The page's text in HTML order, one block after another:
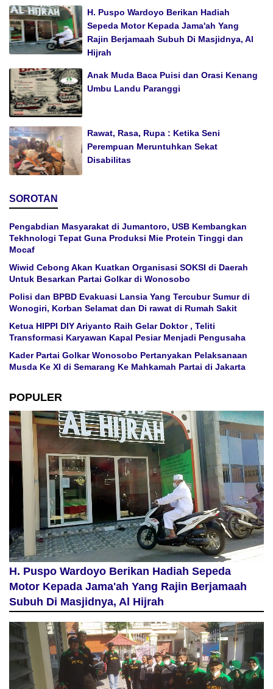
H. Puspo Wardoyo Berikan Hadiah
Sepeda Motor Kepada Jama'ah Yang
Rajin Berjamaah Subuh Di Masjidnya, Al
Hijrah
Anak Muda Baca Puisi dan Orasi Kenang
Umbu Landu Paranggi
Rawat, Rasa, Rupa : Ketika Seni
Perempuan Meruntuhkan Sekat
Disabilitas
SOROTAN
Pengabdian Masyarakat di Jumantoro, USB Kembangkan
Tekhnologi Tepat Guna Produksi Mie Protein Tinggi dan
Mocaf
Wiwid Cebong Akan Kuatkan Organisasi SOKSI di Daerah
Untuk Besarkan Partai Golkar di Wonosobo
Polisi dan BPBD Evakuasi Lansia Yang Tercubur Sumur di
Wonogiri, Korban Selamat dan Di rawat di Rumah Sakit
Ketua HIPPI DIY Ariyanto Raih Gelar Doktor , Teliti
Transformasi Karyawan Kapal Pesiar Menjadi Pengusaha
Kader Partai Golkar Wonosobo Pertanyakan Pelaksanaan
Musda Ke XI di Semarang Ke Mahkamah Partai di Jakarta
POPULER
H. Puspo Wardoyo Berikan Hadiah Sepeda
Motor Kepada Jama'ah Yang Rajin Berjamaah
Subuh Di Masjidnya, Al Hijrah